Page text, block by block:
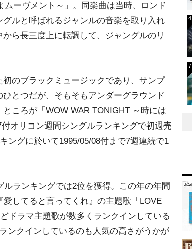
ムーヴメント～」。同楽曲は当時、ロンド
ルと呼ばれるジャンルの音楽を取り入れ
ら長三度上に転調して、ジャングルのリ
のブラックミュージックであり、サンプ
とつだが、そもそもアンダーグラウンド
ころが「WOW WAR TONIGHT ～時には
オリコン週間シングルランキングで初週売
ングに於いて1995/05/08付まで7週連続で1
ランキングでは2位を獲得。この年の年間
してると言ってくれ』の主題歌「LOVE
ドラマ主題歌が数多くランクインしている
ンクインしているのも人気の高さがうかが